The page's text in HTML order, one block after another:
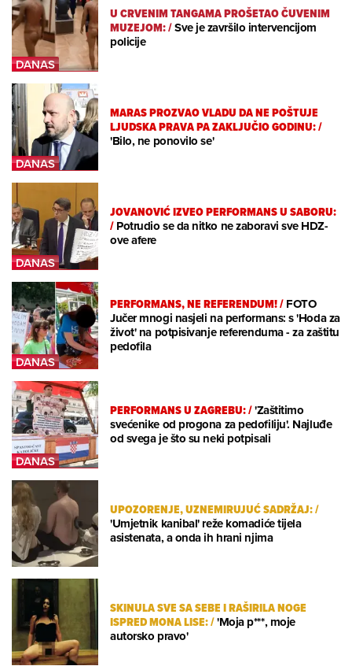
U CRVENIM TANGAMA PROŠETAO ČUVENIM
MUZEJOM:/Sve je završilo intervencijom
policije
MARAS PROZVAO VLADU DA NE POŠTUJE
LJUDSKA PRAVA PA ZAKLJUČIO GODINU:/
'Bilo, ne ponovilo se'
JOVANOVIĆ IZVEO PERFORMANS U SABORU:
/Potrudio se da nitko ne zaboravi sve HDZ-
ove afere
PERFORMANS, NE REFERENDUM!/FOTO
Jučer mnogi nasjeli na performans: s 'Hoda za
život' na potpisivanje referenduma - za zaštitu
pedofila
PERFORMANS U ZAGREBU:/'Zaštitimo
svećenike od progona za pedofiliju'. Najluđe
od svega je što su neki potpisali
UPOZORENJE, UZNEMIRUJUĆ SADRŽAJ:/
'Umjetnik kanibal' reže komadiće tijela
asistenata, a onda ih hrani njima
SKINULA SVE SA SEBE I RAŠIRILA NOGE
ISPRED MONA LISE:/'Moja p***, moje
autorsko pravo'